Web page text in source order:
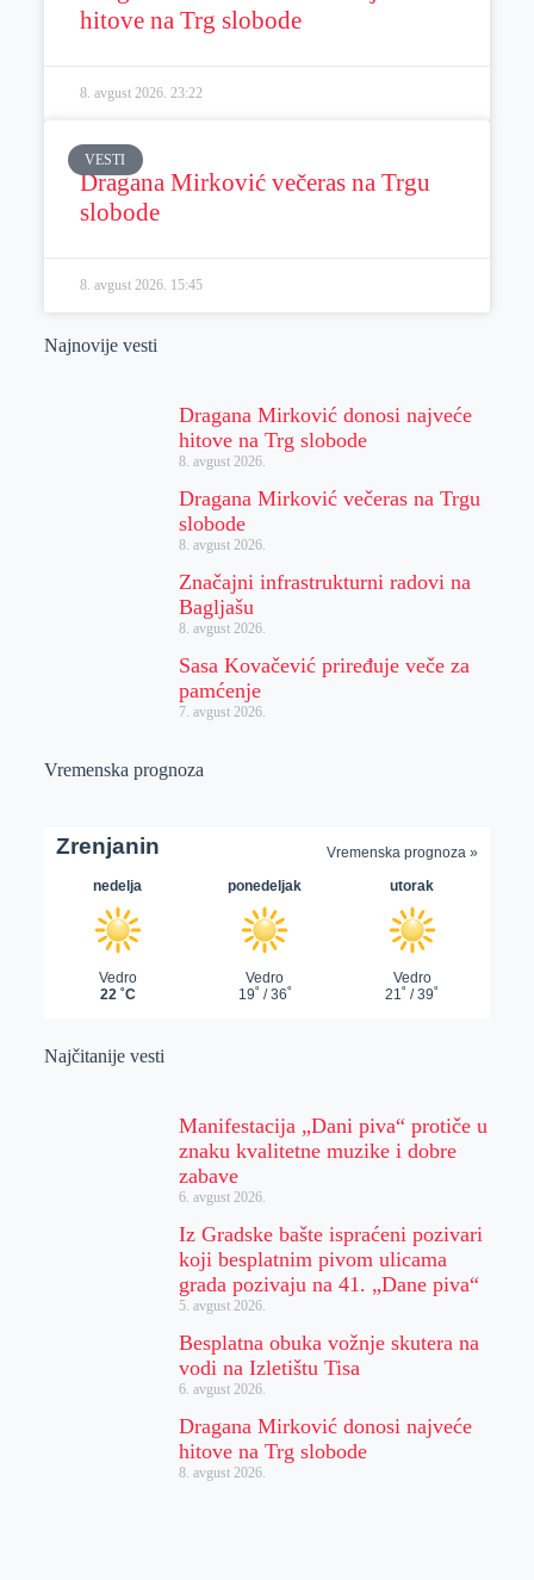
hitove na Trg slobode
8. avgust 2026. 23:22
VESTI
Dragana Mirković večeras na Trgu
slobode
8. avgust 2026. 15:45
Najnovije vesti
Dragana Mirković donosi najveće
hitove na Trg slobode
8. avgust 2026.
Dragana Mirković večeras na Trgu
slobode
8. avgust 2026.
Značajni infrastrukturni radovi na
Bagljašu
8. avgust 2026.
Sasa Kovačević priređuje veče za
pamćenje
7. avgust 2026.
Vremenska prognoza
Najčitanije vesti
Manifestacija „Dani piva“ protiče u
znaku kvalitetne muzike i dobre
zabave
6. avgust 2026.
Iz Gradske bašte ispraćeni pozivari
koji besplatnim pivom ulicama
grada pozivaju na 41. „Dane piva“
5. avgust 2026.
Besplatna obuka vožnje skutera na
vodi na Izletištu Tisa
6. avgust 2026.
Dragana Mirković donosi najveće
hitove na Trg slobode
8. avgust 2026.